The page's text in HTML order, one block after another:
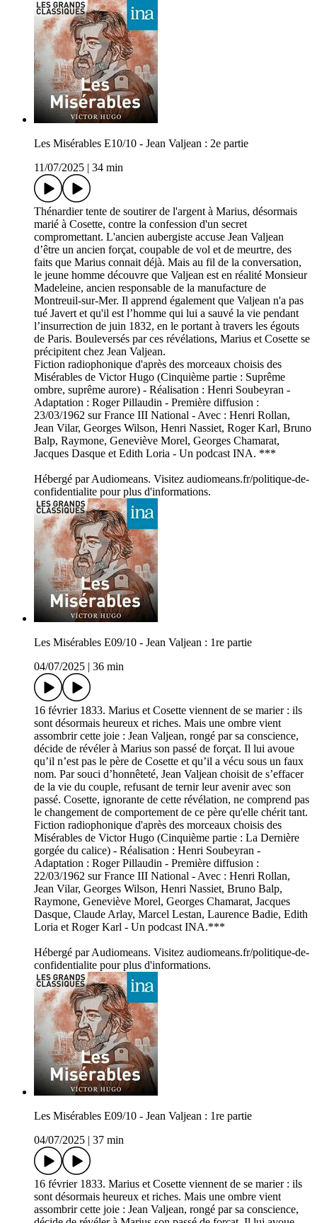
Les Misérables E10/10 - Jean Valjean : 2e partie
11/07/2025
34 min
Thénardier tente de soutirer de l'argent à Marius, désormais
marié à Cosette, contre la confession d'un secret
compromettant. L'ancien aubergiste accuse Jean Valjean
d’être un ancien forçat, coupable de vol et de meurtre, des
faits que Marius connait déjà. Mais au fil de la conversation,
le jeune homme découvre que Valjean est en réalité Monsieur
Madeleine, ancien responsable de la manufacture de
Montreuil-sur-Mer. Il apprend également que Valjean n'a pas
tué Javert et qu'il est l’homme qui lui a sauvé la vie pendant
l’insurrection de juin 1832, en le portant à travers les égouts
de Paris. Bouleversés par ces révélations, Marius et Cosette se
précipitent chez Jean Valjean.
Fiction radiophonique d'après des morceaux choisis des
Misérables de Victor Hugo (Cinquième partie : Suprême
ombre, suprême aurore) - Réalisation : Henri Soubeyran -
Adaptation : Roger Pillaudin - Première diffusion :
23/03/1962 sur France III National - Avec : Henri Rollan,
Jean Vilar, Georges Wilson, Henri Nassiet, Roger Karl, Bruno
Balp, Raymone, Geneviève Morel, Georges Chamarat,
Jacques Dasque et Edith Loria - Un podcast INA. ***
Hébergé par Audiomeans. Visitez audiomeans.fr/politique-de-
confidentialite pour plus d'informations.
Les Misérables E09/10 - Jean Valjean : 1re partie
04/07/2025
36 min
16 février 1833. Marius et Cosette viennent de se marier : ils
sont désormais heureux et riches. Mais une ombre vient
assombrir cette joie : Jean Valjean, rongé par sa conscience,
décide de révéler à Marius son passé de forçat. Il lui avoue
qu’il n’est pas le père de Cosette et qu’il a vécu sous un faux
nom. Par souci d’honnêteté, Jean Valjean choisit de s’effacer
de la vie du couple, refusant de ternir leur avenir avec son
passé. Cosette, ignorante de cette révélation, ne comprend pas
le changement de comportement de ce père qu'elle chérit tant.
Fiction radiophonique d'après des morceaux choisis des
Misérables de Victor Hugo (Cinquième partie : La Dernière
gorgée du calice) - Réalisation : Henri Soubeyran -
Adaptation : Roger Pillaudin - Première diffusion :
22/03/1962 sur France III National - Avec : Henri Rollan,
Jean Vilar, Georges Wilson, Henri Nassiet, Bruno Balp,
Raymone, Geneviève Morel, Georges Chamarat, Jacques
Dasque, Claude Arlay, Marcel Lestan, Laurence Badie, Edith
Loria et Roger Karl - Un podcast INA.***
Hébergé par Audiomeans. Visitez audiomeans.fr/politique-de-
confidentialite pour plus d'informations.
Les Misérables E09/10 - Jean Valjean : 1re partie
04/07/2025
37 min
16 février 1833. Marius et Cosette viennent de se marier : ils
sont désormais heureux et riches. Mais une ombre vient
assombrir cette joie : Jean Valjean, rongé par sa conscience,